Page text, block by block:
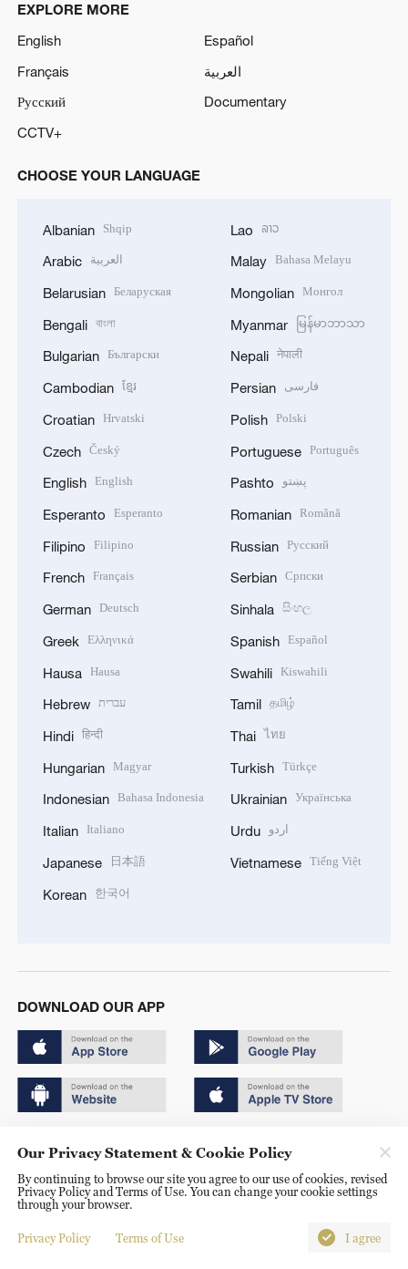
EXPLORE MORE
English
Español
Français
العربية
Русский
Documentary
CCTV+
CHOOSE YOUR LANGUAGE
Albanian Shqip
Arabic العربية
Belarusian Беларуская
Bengali বাংলা
Bulgarian Български
Cambodian ខ្មែរ
Croatian Hrvatski
Czech Český
English English
Esperanto Esperanto
Filipino Filipino
French Français
German Deutsch
Greek Ελληνικά
Hausa Hausa
Hebrew עברית
Hindi हिन्दी
Hungarian Magyar
Indonesian Bahasa Indonesia
Italian Italiano
Japanese 日本語
Korean 한국어
Lao ລາວ
Malay Bahasa Melayu
Mongolian Монгол
Myanmar မြန်မာဘာသာ
Nepali नेपाली
Persian فارسی
Polish Polski
Portuguese Português
Pashto پښتو
Romanian Română
Russian Русский
Serbian Српски
Sinhala සිංහල
Spanish Español
Swahili Kiswahili
Tamil தமிழ்
Thai ไทย
Turkish Türkçe
Ukrainian Українська
Urdu اردو
Vietnamese Tiếng Việt
DOWNLOAD OUR APP
京ICP备20000184号
京公网安备 11010502050052号
Disinformation report hotline: 010-85061466
Our Privacy Statement & Cookie Policy
By continuing to browse our site you agree to our use of cookies, revised
Privacy Policy and Terms of Use. You can change your cookie settings
through your browser.
Privacy Policy Terms of Use I agree